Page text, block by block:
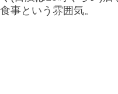
事という雰囲気。